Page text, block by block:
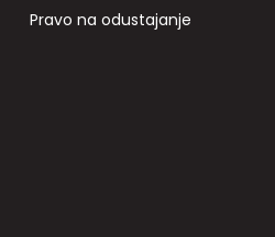
Pravo na odustajanje